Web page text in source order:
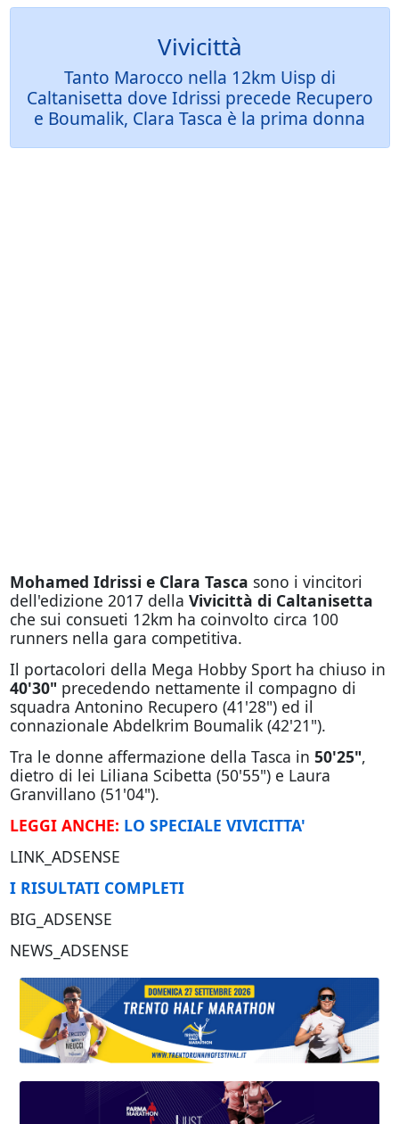
Vivicittà
Tanto Marocco nella 12km Uisp di
Caltanisetta dove Idrissi precede Recupero
e Boumalik, Clara Tasca è la prima donna
Mohamed Idrissi e Clara Tasca sono i vincitori
dell'edizione 2017 della Vivicittà di Caltanisetta
che sui consueti 12km ha coinvolto circa 100
runners nella gara competitiva.
Il portacolori della Mega Hobby Sport ha chiuso in
40'30" precedendo nettamente il compagno di
squadra Antonino Recupero (41'28") ed il
connazionale Abdelkrim Boumalik (42'21").
Tra le donne affermazione della Tasca in 50'25",
dietro di lei Liliana Scibetta (50'55") e Laura
Granvillano (51'04").
LEGGI ANCHE: LO SPECIALE VIVICITTA'
LINK_ADSENSE
I RISULTATI COMPLETI
BIG_ADSENSE
NEWS_ADSENSE